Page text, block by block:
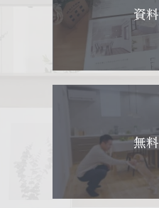
資
無